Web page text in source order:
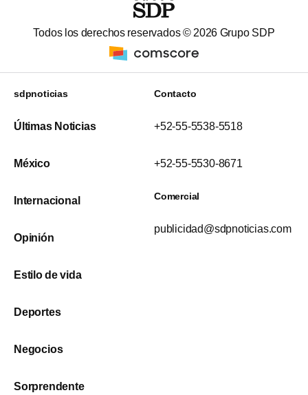
Todos los derechos reservados © 2026 Grupo SDP
sdpnoticias
Últimas Noticias
México
Internacional
Opinión
Estilo de vida
Deportes
Negocios
Sorprendente
Contacto
+52-55-5538-5518
+52-55-5530-8671
Comercial
publicidad@sdpnoticias.com